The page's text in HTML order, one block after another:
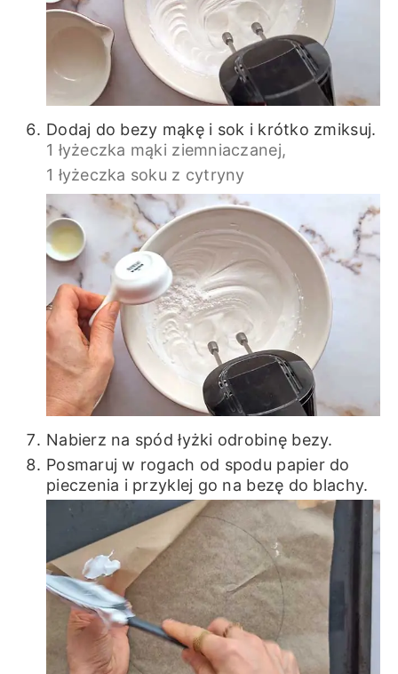
Dodaj do bezy mąkę i sok i krótko zmiksuj.
1 łyżeczka mąki ziemniaczanej,
1 łyżeczka soku z cytryny
Nabierz na spód łyżki odrobinę bezy.
Posmaruj w rogach od spodu papier do
pieczenia i przyklej go na bezę do blachy.